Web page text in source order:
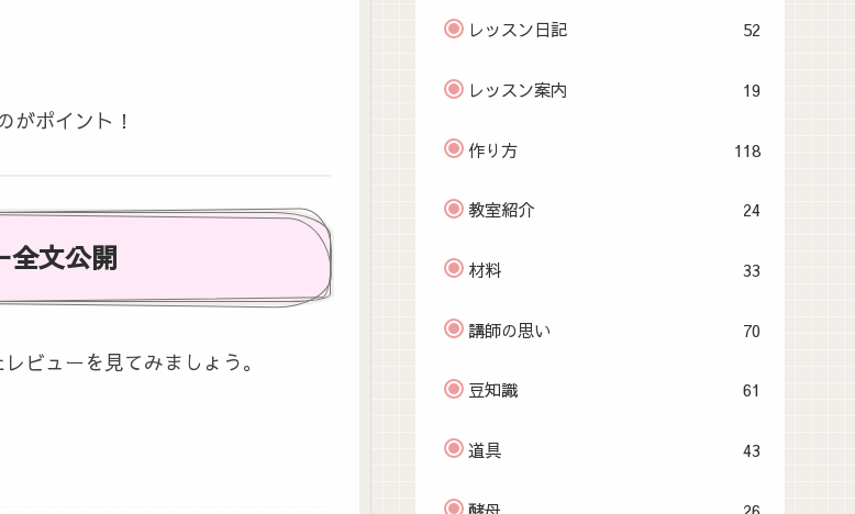
がポイント！
全文公開
ビューを見てみましょう。
レッスン日記 52
レッスン案内 19
作り方 118
教室紹介 24
材料 33
講師の思い 70
豆知識 61
道具 43